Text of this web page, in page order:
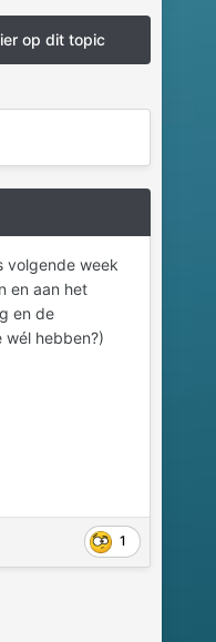
op dit topic
volgende week
en aan het
en de
hebben?)
1